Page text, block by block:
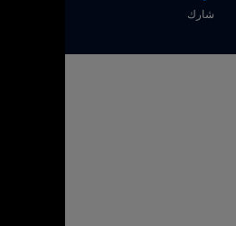
شارك